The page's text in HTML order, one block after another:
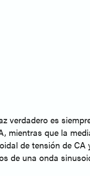
verdadero es
mientras que la
de tensión de CA
de una onda